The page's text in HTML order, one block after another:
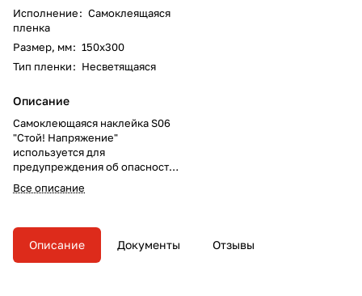
Исполнение: Самоклеящаяся
пленка
Размер, мм: 150х300
Тип пленки: Несветящаяся
Описание
Самоклеющаяся наклейка S06
"Стой! Напряжение"
используется для
предупреждения об опасности
поражения электрическим
током (используется совместно
безопасности).
Все описание
Описание Документы Отзывы